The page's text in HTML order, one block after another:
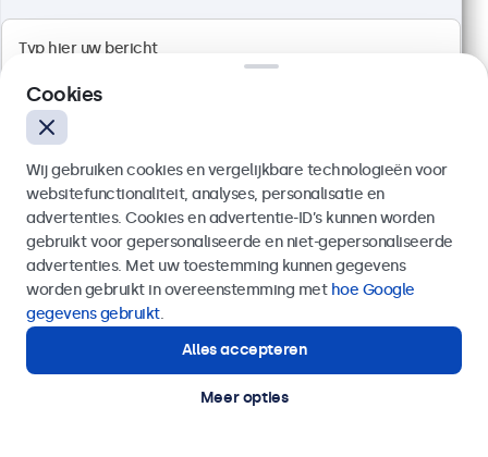
High brightness Full HD multi-touch paneel
Aansluitingen: HDMI, DisplayPort, USB-C, VGA
Montage: inbouw, panel mount
Buitenmaat: 260 x 178 x 37 mm
€ 599,00
€ 724,79 incl. btw
Bekijken
In winkelwagen
Verzenden
Of bel ons op
Hulp of advies nodig?
Direct contact met een specialist.
Cookies
Wij gebruiken cookies en vergelijkbare technologieën voor
websitefunctionaliteit, analyses, personalisatie en
advertenties. Cookies en advertentie-ID’s kunnen worden
gebruikt voor gepersonaliseerde en niet-gepersonaliseerde
advertenties. Met uw toestemming kunnen gegevens
worden gebruikt in overeenstemming met hoe Google
gegevens gebruikt.
Alles accepteren
Meer opties